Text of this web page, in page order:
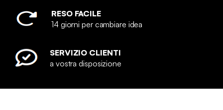
RESO FACILE
14 giorni per cambiare idea
SERVIZIO CLIENTI
a vostra disposizione